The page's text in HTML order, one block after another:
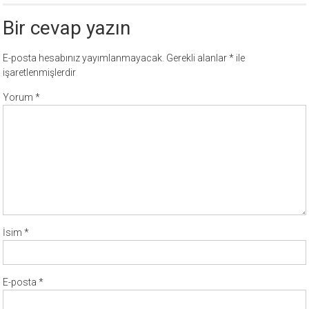
temalar,
temaları,
php
temaları,
theme
Bir cevap yazın
E-posta hesabınız yayımlanmayacak. Gerekli alanlar* ile
işaretlenmişlerdir
Yorum*
İsim*
E-posta*